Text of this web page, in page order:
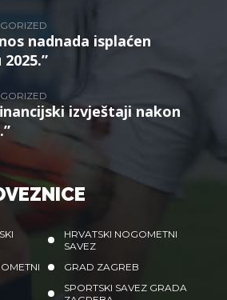
nadnada isplaćen
izvještaji nakon
HRVATSKI NOGOMETNI
SAVEZ
GRAD ZAGREB
SPORTSKI SAVEZ GRADA